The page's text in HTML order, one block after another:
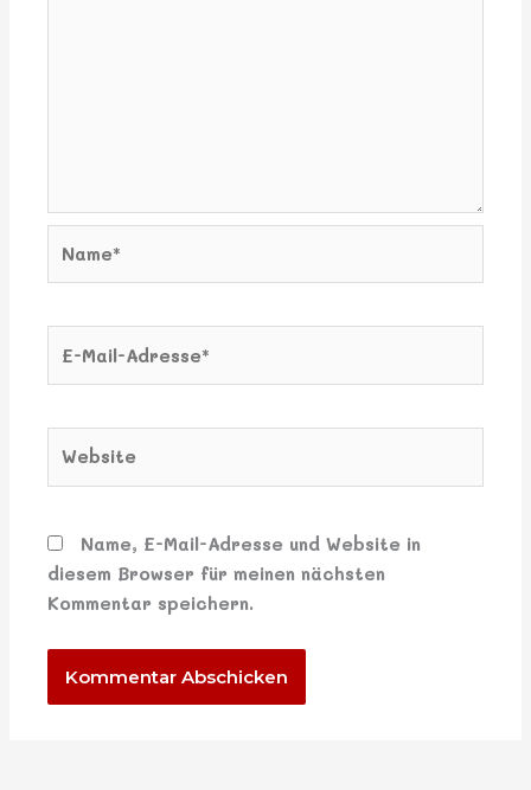
Mail-
Website
Name, E-Mail-Adresse und Website in
diesem Browser für meinen nächsten
Kommentar speichern.